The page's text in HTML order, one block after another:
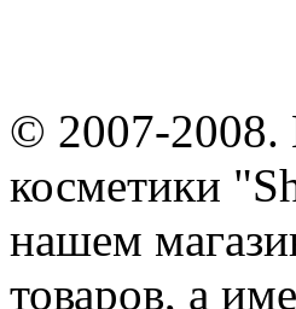
© 2007-2008.
косметики
нашем
товаров, а